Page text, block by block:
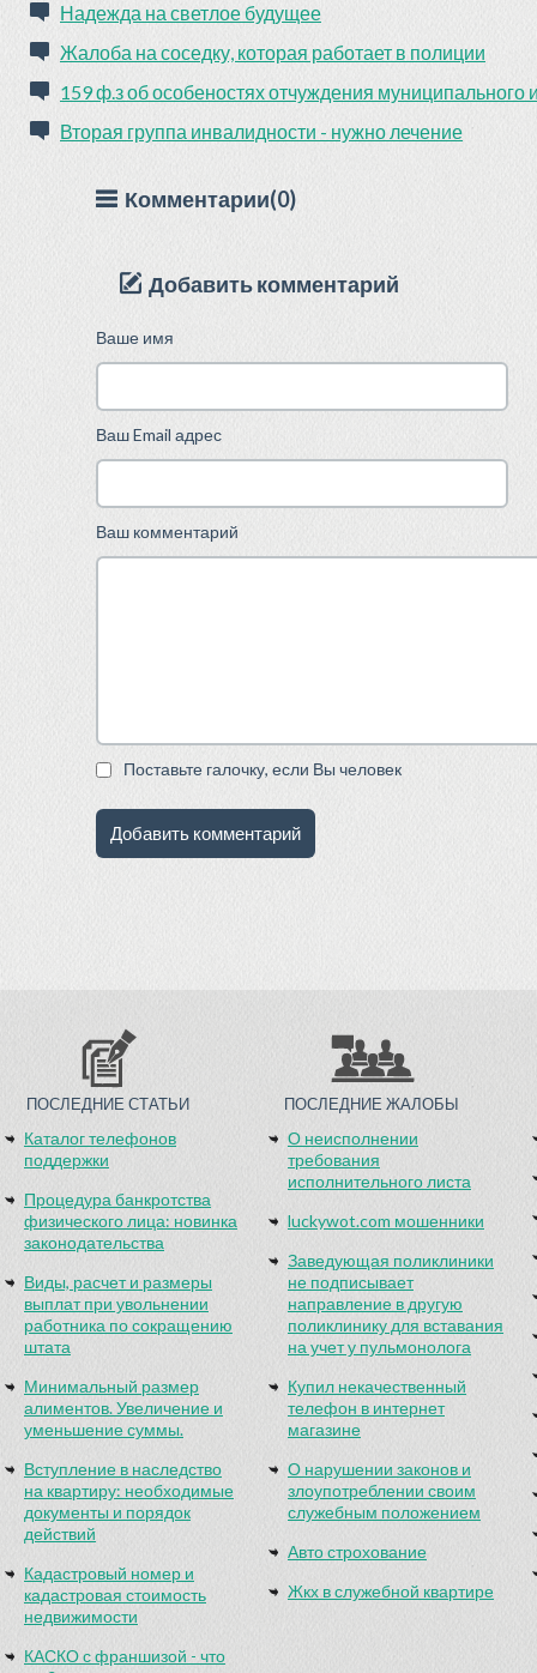
Надежда на светлое будущее
Жалоба на соседку, которая работает в полиции
159 ф.з об особеностях отчуждения муниципального
Вторая группа инвалидности - нужно лечение
Комментарии(0)
Добавить комментарий
Ваше имя
Ваш Email адрес
Ваш комментарий
Поставьте галочку, если Вы человек
ПОСЛЕДНИЕ СТАТЬИ
Каталог телефонов
поддержки
Процедура банкротства
физического лица: новинка
законодательства
Виды, расчет и размеры
выплат при увольнении
работника по сокращению
штата
Минимальный размер
алиментов. Увеличение и
уменьшение суммы.
Вступление в наследство
на квартиру: необходимые
документы и порядок
действий
Кадастровый номер и
кадастровая стоимость
недвижимости
КАСКО с франшизой - что
ПОСЛЕДНИЕ ЖАЛОБЫ
О неисполнении
требования
исполнительного листа
luckywot.com мошенники
Заведующая поликлиники
не подписывает
направление в другую
поликлинику для вставания
на учет у пульмонолога
Купил некачественный
телефон в интернет
магазине
О нарушении законов и
злоупотреблении своим
служебным положением
Авто строхование
Жкх в служебной квартире